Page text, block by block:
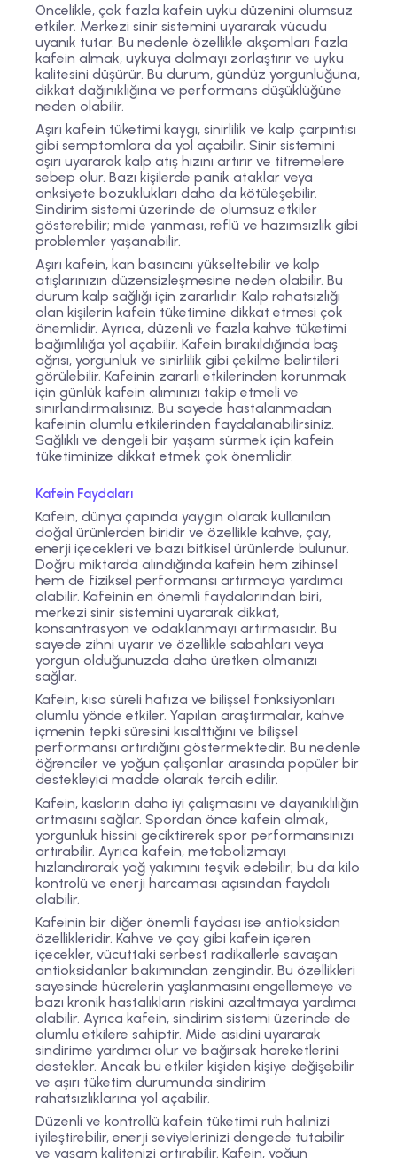
Öncelikle, çok fazla kafein uyku düzenini olumsuz
etkiler. Merkezi sinir sistemini uyararak vücudu
uyanık tutar. Bu nedenle özellikle akşamları fazla
kafein almak, uykuya dalmayı zorlaştırır ve uyku
kalitesini düşürür. Bu durum, gündüz yorgunluğuna,
dikkat dağınıklığına ve performans düşüklüğüne
neden olabilir.
Aşırı kafein tüketimi kaygı, sinirlilik ve kalp çarpıntısı
gibi semptomlara da yol açabilir. Sinir sistemini
aşırı uyararak kalp atış hızını artırır ve titremelere
sebep olur. Bazı kişilerde panik ataklar veya
anksiyete bozuklukları daha da kötüleşebilir.
Sindirim sistemi üzerinde de olumsuz etkiler
gösterebilir; mide yanması, reflü ve hazımsızlık gibi
problemler yaşanabilir.
Aşırı kafein, kan basıncını yükseltebilir ve kalp
atışlarınızın düzensizleşmesine neden olabilir. Bu
durum kalp sağlığı için zararlıdır. Kalp rahatsızlığı
olan kişilerin kafein tüketimine dikkat etmesi çok
önemlidir. Ayrıca, düzenli ve fazla kahve tüketimi
bağımlılığa yol açabilir. Kafein bırakıldığında baş
ağrısı, yorgunluk ve sinirlilik gibi çekilme belirtileri
görülebilir. Kafeinin zararlı etkilerinden korunmak
için günlük kafein alımınızı takip etmeli ve
sınırlandırmalısınız. Bu sayede hastalanmadan
kafeinin olumlu etkilerinden faydalanabilirsiniz.
Sağlıklı ve dengeli bir yaşam sürmek için kafein
tüketiminize dikkat etmek çok önemlidir.
Kafein Faydaları
Kafein, dünya çapında yaygın olarak kullanılan
doğal ürünlerden biridir ve özellikle kahve, çay,
enerji içecekleri ve bazı bitkisel ürünlerde bulunur.
Doğru miktarda alındığında kafein hem zihinsel
hem de fiziksel performansı artırmaya yardımcı
olabilir. Kafeinin en önemli faydalarından biri,
merkezi sinir sistemini uyararak dikkat,
konsantrasyon ve odaklanmayı artırmasıdır. Bu
sayede zihni uyarır ve özellikle sabahları veya
yorgun olduğunuzda daha üretken olmanızı
sağlar.
Kafein, kısa süreli hafıza ve bilişsel fonksiyonları
olumlu yönde etkiler. Yapılan araştırmalar, kahve
içmenin tepki süresini kısalttığını ve bilişsel
performansı artırdığını göstermektedir. Bu nedenle
öğrenciler ve yoğun çalışanlar arasında popüler bir
destekleyici madde olarak tercih edilir.
Kafein, kasların daha iyi çalışmasını ve dayanıklılığın
artmasını sağlar. Spordan önce kafein almak,
yorgunluk hissini geciktirerek spor performansınızı
artırabilir. Ayrıca kafein, metabolizmayı
hızlandırarak yağ yakımını teşvik edebilir; bu da kilo
kontrolü ve enerji harcaması açısından faydalı
olabilir.
Kafeinin bir diğer önemli faydası ise antioksidan
özellikleridir. Kahve ve çay gibi kafein içeren
içecekler, vücuttaki serbest radikallerle savaşan
antioksidanlar bakımından zengindir. Bu özellikleri
sayesinde hücrelerin yaşlanmasını engellemeye ve
bazı kronik hastalıkların riskini azaltmaya yardımcı
olabilir. Ayrıca kafein, sindirim sistemi üzerinde de
olumlu etkilere sahiptir. Mide asidini uyararak
sindirime yardımcı olur ve bağırsak hareketlerini
destekler. Ancak bu etkiler kişiden kişiye değişebilir
ve aşırı tüketim durumunda sindirim
rahatsızlıklarına yol açabilir.
Düzenli ve kontrollü kafein tüketimi ruh halinizi
iyileştirebilir, enerji seviyelerinizi dengede tutabilir
ve yaşam kalitenizi artırabilir. Kafein, yoğun